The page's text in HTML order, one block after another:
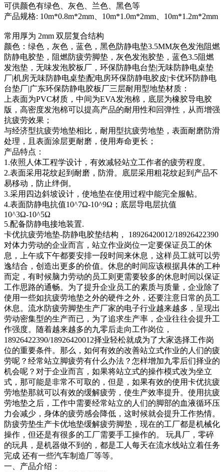
可供颜色有绿色、灰色、兰色、黑色等
产品规格: 10m*0.8m*2mm、10m*1.0m*2mm、10m*1.2m*2mm
常用厚为 2mm 双层复合结构
颜色：绿色，灰色，蓝色，黑色防静电垫3.5MM灰色发泡阻燃
防静电胶垫，阻燃防疲劳脚垫，灰色发泡胶垫，蓝色3.5阻燃
发泡垫，无味发泡胶板厂，环保防静电台垫|无味防静电桌垫
厂|机房无味防静电桌垫|配电房环保防静电胶皮|卡优环防静电
台垫厂|广东环保防静电胶板厂三层耐用型地垫材质：
上表面为PVC材质，中间为EVA发泡棉，底层为橡胶导电胶
版，高密度发泡棉可以提高产品的耐用性和回弹性，从而增强
抗疲劳效果；
与经济型抗疲劳地垫相比，耐用型抗疲劳地垫，表面耐磨防滑
处理，且表面涂层更耐磨，使用寿命更长；
产品特点：
1.依照人体工程学设计，有效减轻站立工作者的疲劳程度。
2.表面采用花纹起到耐磨，防滑。底层采用粗花纹起到产品不
易移动，防止绊倒。
3.采用四边斜坡设计，使地垫在使用过程中能完全服帖。
4.表面防静电抗值10^7Ω-10^9Ω；底层导电层抗值
10^3Ω-10^5Ω
5.配备防静电接地装置.
卡优抗疲劳地垫-防静电胶垫结构， 18926420012/18926422390
对体力劳动的企业而言，站立作业岗位一定要保证员工的休
息，上午或下午都要安排一段时间来休息，这样员工就可以劳
逸结合，创造出更多的价值。休息的时间应该根据具体的工种
而定，有时候脑力劳动的员工则更需要较多的休息时间以保证
工作思路的通畅。为了提升企业员工的素质与质量，企业除了
使用一些如抗疲劳地垫之外的硬件之外，还要注意日常的员工
休息。流水防疲劳脚垫生产厂家的电子行业越来越多，呈现出
劳动密集型的生产而已，为了追求生产率，企业往往会提升工
作强度。随着越来越多的九零后走向工作岗位，
18926422390/18926420012择业轻松就成为了大家选择工作岗
位的重要条件。那么，如何有效的改善站立式作业的人们的疲
劳呢？经常站立脚疲劳有什么办法？怎样增加九零后们择业的
机会呢？对于企业而言，如果将站立式的操作模式改为坐立
式，那可能是非常不可取的，但是，如果有效的使用卡优抗疲
劳地垫那就可以有效的缓解疲劳，使生产效率提升。使用抗疲
劳地垫之后，工作中需要经常站立的人们的脚部的血液循环压
力会减少，身体的疲劳感会降低，这时候就会提升工作热情。
防疲劳垫生产卡优地垫缓解疲劳脚垫，现在的工厂都是机械化
操作，但还是有很多的工厂需要手工操作的。 玩具厂，零碎
的玩具，是机器做不到的，都是工人每天在流水线站立着任务
完成 还有一些汽车制造厂等等。
一、产品介绍：